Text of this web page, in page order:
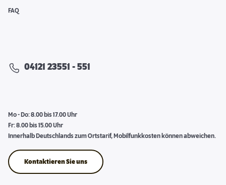
FAQ
04121 23551 - 551
Mo - Do: 8.00 bis 17.00 Uhr
Fr: 8.00 bis 15.00 Uhr
Innerhalb Deutschlands zum Ortstarif, Mobilfunkkosten können abweichen.
Kontaktieren Sie uns